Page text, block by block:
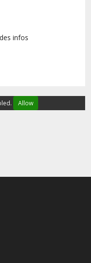
infos
Allow